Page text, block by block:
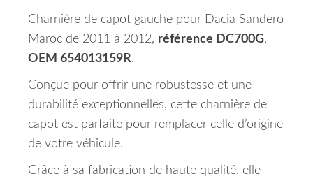
Charnière de capot gauche pour Dacia Sandero
Maroc de 2011 à 2012, référence DC700G,
OEM 654013159R.
Conçue pour offrir une robustesse et une
durabilité exceptionnelles, cette charnière de
capot est parfaite pour remplacer celle d’origine
de votre véhicule.
Grâce à sa fabrication de haute qualité, elle